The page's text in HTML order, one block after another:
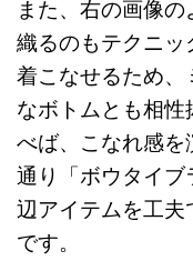
また、右の画像
織るのもテクニ
着こなせるため
なボトムとも相
べば、こなれ感
通り「ボウタイ
辺アイテムを工
です。